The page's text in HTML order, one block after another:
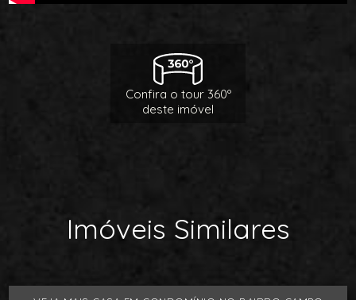
Confira o tour 360º
deste imóvel
Imóveis Similares